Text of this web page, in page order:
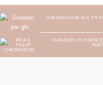
LIVRAISON PAR GLS EN
LIVRAISON EN